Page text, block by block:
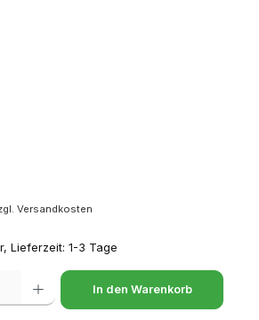
Versandkosten
Lieferzeit: 1-3 Tage
gewünschten Wert ein oder benutze die
In den Warenkorb